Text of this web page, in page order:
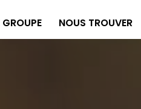
GROUPE NOUS TROUVER